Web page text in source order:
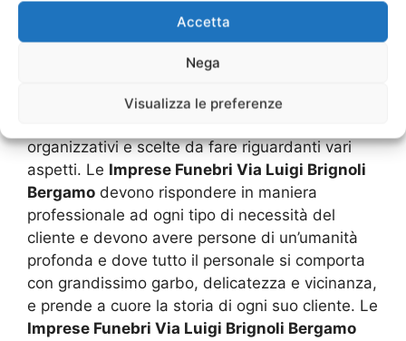
Accetta
Nega
Visualizza le preferenze
mano la situazione e organizzare tutto in
Infatti, la preparazione e gestione di un rito
organizzativi e scelte da fare riguardanti vari
aspetti. Le Imprese Funebri Via Luigi Brignoli
Bergamo devono rispondere in maniera
professionale ad ogni tipo di necessità del
cliente e devono avere persone di un’umanità
profonda e dove tutto il personale si comporta
con grandissimo garbo, delicatezza e vicinanza,
e prende a cuore la storia di ogni suo cliente. Le
Imprese Funebri Via Luigi Brignoli Bergamo